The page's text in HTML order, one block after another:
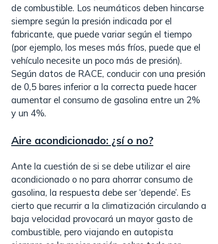
de combustible. Los neumáticos deben hincarse
siempre según la presión indicada por el
fabricante, que puede variar según el tiempo
(por ejemplo, los meses más fríos, puede que el
vehículo necesite un poco más de presión).
Según datos de RACE, conducir con una presión
de 0,5 bares inferior a la correcta puede hacer
aumentar el consumo de gasolina entre un 2%
y un 4%.
Aire acondicionado: ¿sí o no?
Ante la cuestión de si se debe utilizar el aire
acondicionado o no para ahorrar consumo de
gasolina, la respuesta debe ser ‘depende’. Es
cierto que recurrir a la climatización circulando a
baja velocidad provocará un mayor gasto de
combustible, pero viajando en autopista